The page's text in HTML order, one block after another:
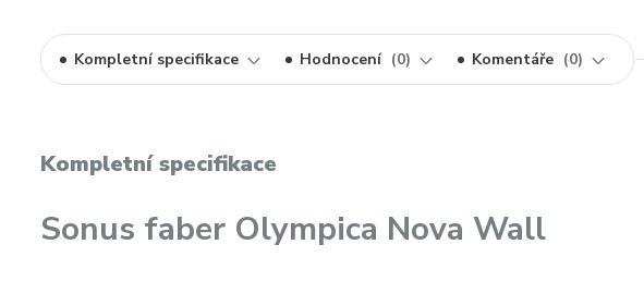
Kompletní specifikace Hodnocení 0 Komentáře 0
Kompletní specifikace
Sonus faber Olympica Nova Wall